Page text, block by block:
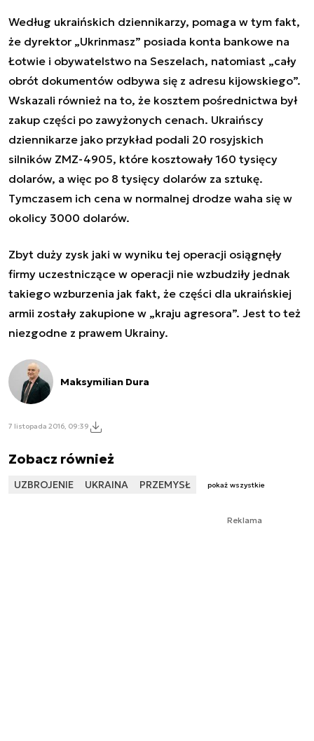
Według ukraińskich dziennikarzy, pomaga w tym fakt,
że dyrektor „Ukrinmasz” posiada konta bankowe na
Łotwie i obywatelstwo na Seszelach, natomiast „cały
obrót dokumentów odbywa się z adresu kijowskiego”.
Wskazali również na to, że kosztem pośrednictwa był
zakup części po zawyżonych cenach. Ukraińscy
dziennikarze jako przykład podali 20 rosyjskich
silników ZMZ-4905, które kosztowały 160 tysięcy
dolarów, a więc po 8 tysięcy dolarów za sztukę.
Tymczasem ich cena w normalnej drodze waha się w
okolicy 3000 dolarów.
Zbyt duży zysk jaki w wyniku tej operacji osiągnęły
firmy uczestniczące w operacji nie wzbudziły jednak
takiego wzburzenia jak fakt, że części dla ukraińskiej
armii zostały zakupione w „kraju agresora”. Jest to też
niezgodne z prawem Ukrainy.
Maksymilian Dura
7 listopada 2016, 09:39
Zobacz również
UZBROJENIE UKRAINA PRZEMYSŁ pokaż wszystkie
Reklama